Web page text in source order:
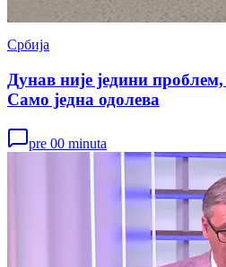
Србија
Дунав није једини
Само једна одолева
pre 00 minuta